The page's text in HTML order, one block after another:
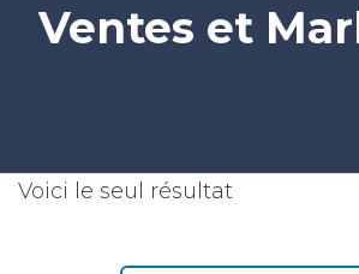
Ventes et
Voici le seul résultat